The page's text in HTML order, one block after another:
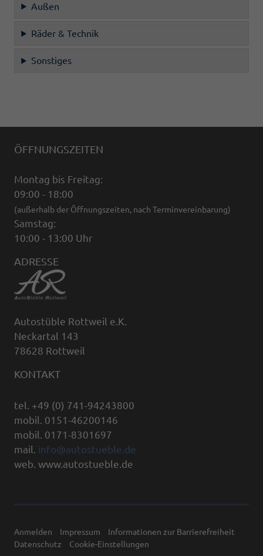
Außen
Räder & Technik
Sonstiges
ÖFFNUNGSZEITEN
Montag bis Freitag:
09:00 - 18:00
(außerhalb der Öffnungszeiten, nach Terminvereinbarung)
Samstag:
10:00 - 13:00 Uhr
ADRESSE
Autostüble Rottweil e.K.
Neckartal 143
78628 Rottweil
KONTAKT
tel. +49 (0) 741-94243800
mobil. 0151-46200146
mobil. 0171-8301697
mail. info@autostueble.de
web. www.autostueble.de
Anmelden Impressum
Informationen zur Barrierefreiheit
Datenschutz
Cookie-Einstellungen